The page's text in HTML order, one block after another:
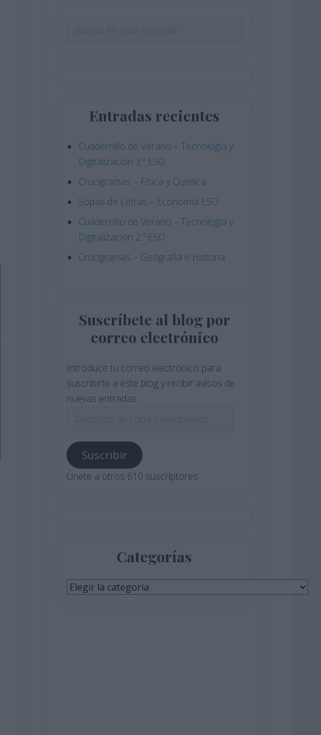
Entradas recientes
Cuadernillo de Verano – Tecnología y
Digitalización 3.º ESO
Crucigramas – Física y Química
Sopas de Letras – Economía ESO
Cuadernillo de Verano – Tecnología y
Digitalización 2.º ESO
Crucigramas – Geografia e Historia
Suscríbete al blog por
correo electrónico
Introduce tu correo electrónico para
suscribirte a este blog y recibir avisos de
nuevas entradas.
correo
electrónico
Suscribir
Únete a otros 610 suscriptores
Categorías
Categorías